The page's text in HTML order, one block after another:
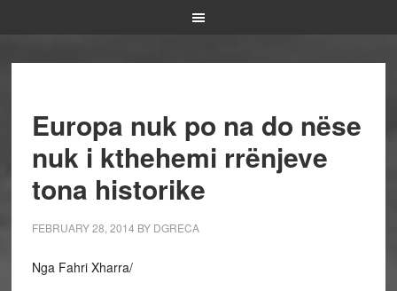
Europa nuk po na do nëse
nuk i kthehemi rrënjeve
tona historike
FEBRUARY 28, 2014 BY DGRECA
Nga Fahri Xharra/